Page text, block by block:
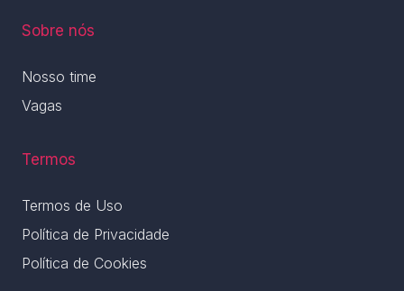
Sobre nós
Nosso time
Vagas
Termos
Termos de Uso
Política de Privacidade
Política de Cookies